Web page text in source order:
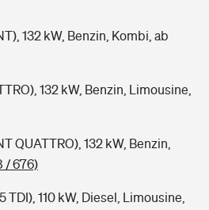
132 kW, Benzin, Kombi, ab
132 kW, Benzin, Limousine,
QUATTRO), 132 kW, Benzin,
/ 676)
TDI), 110 kW, Diesel, Limousine,